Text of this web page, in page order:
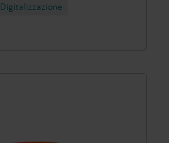
Digitalizzazione